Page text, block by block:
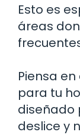
Esto es
áreas
Piensa
para tu
diseñado
deslice y